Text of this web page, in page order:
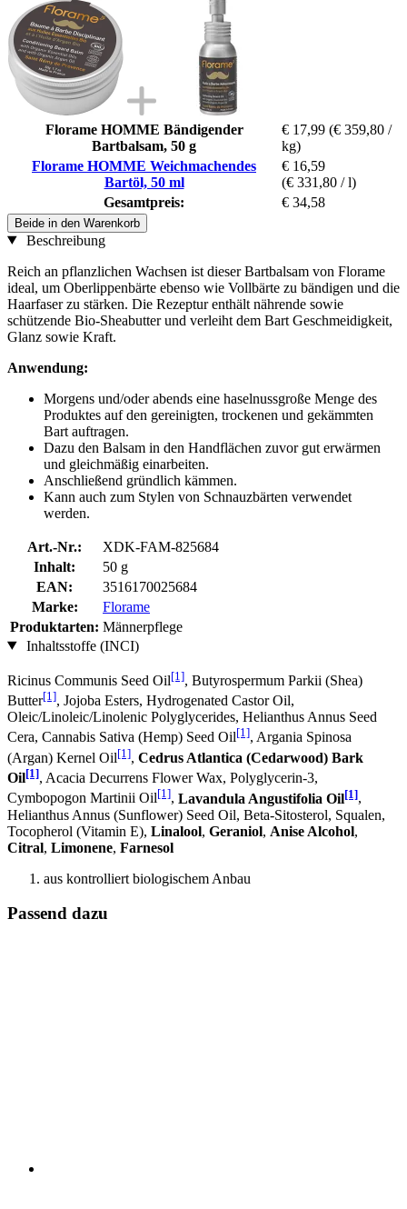
Florame HOMME Bändigender
Bartbalsam, 50 g
€ 17,99 (€ 359,80 /
kg)
Florame HOMME Weichmachendes
Bartöl, 50 ml
€ 16,59
(€ 331,80 / l)
Gesamtpreis:
€ 34,58
Beide in den Warenkorb
Beschreibung
Reich an pflanzlichen Wachsen ist dieser Bartbalsam von Florame
ideal, um Oberlippenbärte ebenso wie Vollbärte zu bändigen und die
Haarfaser zu stärken. Die Rezeptur enthält nährende sowie
schützende Bio-Sheabutter und verleiht dem Bart Geschmeidigkeit,
Glanz sowie Kraft.
Anwendung:
Morgens und/oder abends eine haselnussgroße Menge des
Produktes auf den gereinigten, trockenen und gekämmten
Bart auftragen.
Dazu den Balsam in den Handflächen zuvor gut erwärmen
und gleichmäßig einarbeiten.
Anschließend gründlich kämmen.
Kann auch zum Stylen von Schnauzbärten verwendet
werden.
Art.-Nr.:
XDK-FAM-825684
Inhalt:
50 g
EAN:
3516170025684
Marke:
Florame
Produktarten: Männerpflege
Inhaltsstoffe (INCI)
Ricinus Communis Seed Oil[1], Butyrospermum Parkii (Shea)
Butter[1], Jojoba Esters, Hydrogenated Castor Oil,
Oleic/Linoleic/Linolenic Polyglycerides, Helianthus Annus Seed
Cera, Cannabis Sativa (Hemp) Seed Oil[1], Argania Spinosa
(Argan) Kernel Oil[1], Cedrus Atlantica (Cedarwood) Bark
Oil[1], Acacia Decurrens Flower Wax, Polyglycerin-3,
Cymbopogon Martinii Oil[1], Lavandula Angustifolia Oil[1],
Helianthus Annus (Sunflower) Seed Oil, Beta-Sitosterol, Squalen,
Tocopherol (Vitamin E), Linalool, Geraniol, Anise Alcohol,
Citral, Limonene, Farnesol
aus kontrolliert biologischem Anbau
Passend dazu